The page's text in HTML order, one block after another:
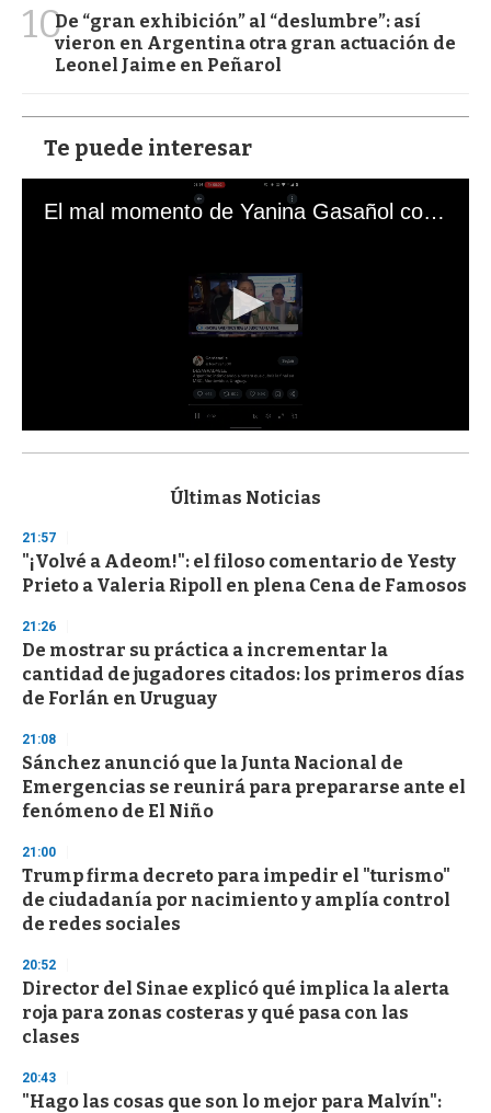
10De “gran exhibición” al “deslumbre”: así
vieron en Argentina otra gran actuación de
Leonel Jaime en Peñarol
Te puede interesar
El mal momento de Yanina Gasañol con un hincha argentino en "Subrayado"
s
d
s
o
f
3
s
c
o
d
s
Últimas Noticias
21:57
"¡Volvé a Adeom!": el filoso comentario de Yesty
Prieto a Valeria Ripoll en plena Cena de Famosos
21:26
De mostrar su práctica a incrementar la
cantidad de jugadores citados: los primeros días
de Forlán en Uruguay
21:08
Sánchez anunció que la Junta Nacional de
Emergencias se reunirá para prepararse ante el
fenómeno de El Niño
21:00
Trump firma decreto para impedir el "turismo"
de ciudadanía por nacimiento y amplía control
de redes sociales
20:52
Director del Sinae explicó qué implica la alerta
roja para zonas costeras y qué pasa con las
clases
20:43
"Hago las cosas que son lo mejor para Malvín":